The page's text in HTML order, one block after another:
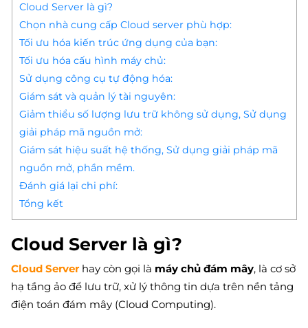
Cloud Server là gì?
Chọn nhà cung cấp Cloud server phù hợp:
Tối ưu hóa kiến trúc ứng dụng của bạn:
Tối ưu hóa cấu hình máy chủ:
Sử dụng công cụ tự động hóa:
Giám sát và quản lý tài nguyên:
Giảm thiểu số lượng lưu trữ không sử dụng, Sử dụng
giải pháp mã nguồn mở:
Giám sát hiệu suất hệ thống, Sử dụng giải pháp mã
nguồn mở, phần mềm.
Đánh giá lại chi phí:
Tổng kết
Cloud Server là gì?
Cloud Serverhay còn gọi là máy chủ đám mây, là cơ sở
hạ tầng ảo để lưu trữ, xử lý thông tin dựa trên nền tảng
điện toán đám mây (Cloud Computing).